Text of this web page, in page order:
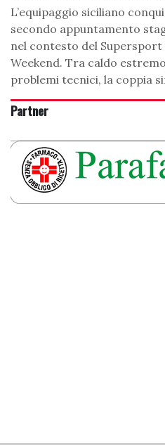
L’equipaggio siciliano
secondo appuntamento
nel contesto del Supersport
Weekend. Tra caldo
problemi tecnici, la coppia
Partner